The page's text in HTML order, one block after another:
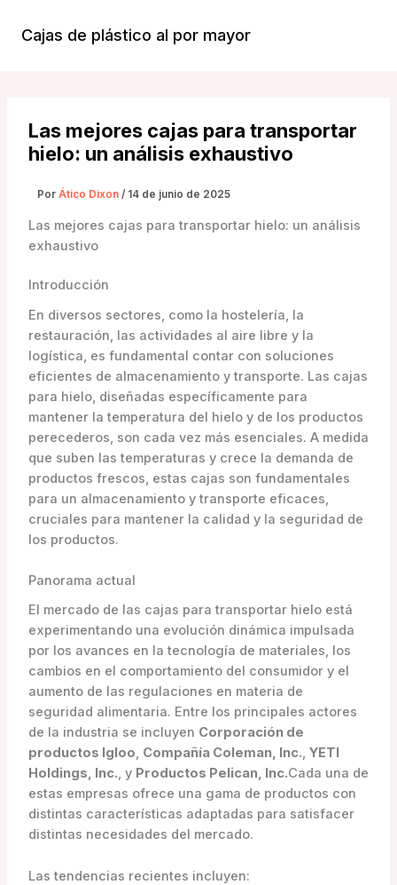
contenido
Cajas de plástico al por mayor
Las mejores cajas para transportar
hielo: un análisis exhaustivo
Por Ático Dixon / 14 de junio de 2025
Las mejores cajas para transportar hielo: un análisis
exhaustivo
Introducción
En diversos sectores, como la hostelería, la
restauración, las actividades al aire libre y la
logística, es fundamental contar con soluciones
eficientes de almacenamiento y transporte. Las cajas
para hielo, diseñadas específicamente para
mantener la temperatura del hielo y de los productos
perecederos, son cada vez más esenciales. A medida
que suben las temperaturas y crece la demanda de
productos frescos, estas cajas son fundamentales
para un almacenamiento y transporte eficaces,
cruciales para mantener la calidad y la seguridad de
los productos.
Panorama actual
El mercado de las cajas para transportar hielo está
experimentando una evolución dinámica impulsada
por los avances en la tecnología de materiales, los
cambios en el comportamiento del consumidor y el
aumento de las regulaciones en materia de
seguridad alimentaria. Entre los principales actores
de la industria se incluyen Corporación de
productos Igloo, Compañía Coleman, Inc., YETI
Holdings, Inc., y Productos Pelican, Inc.Cada una de
estas empresas ofrece una gama de productos con
distintas características adaptadas para satisfacer
distintas necesidades del mercado.
Las tendencias recientes incluyen: